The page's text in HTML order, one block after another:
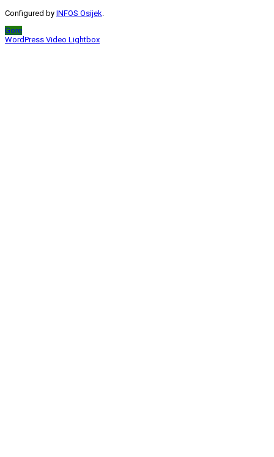
Configured by INFOS Osijek.
Gore
WordPress Video Lightbox